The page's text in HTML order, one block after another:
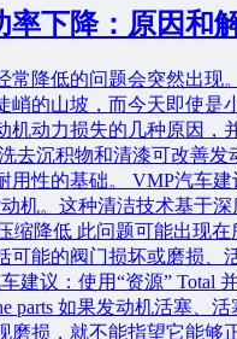
率下降：原因和
常降低的问题会突然出现
峭的山坡，而今天即使是
机动力损失的几种原因，
去沉积物和清漆可改善发
用性的基础。 VMP汽车
机。这种清洁技术基于
缩降低 此问题可能出现在
可能的阀门损坏或磨损、
建议：使用“资源” Total
parts 如果发动机活塞、
磨损，就不能指望它能够